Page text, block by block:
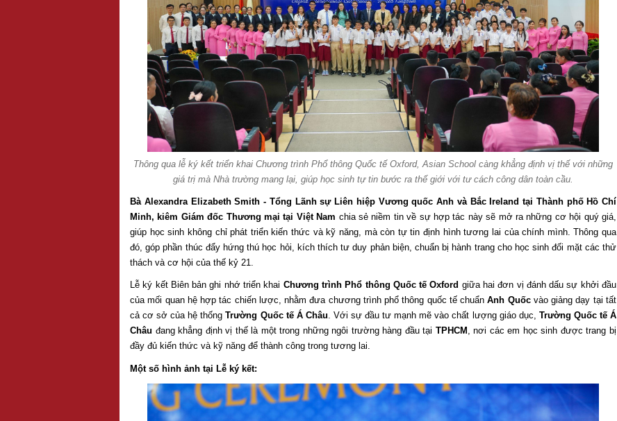
Thông qua lễ ký kết triển khai Chương trình Phổ thông Quốc tế Oxford, Asian School càng khẳng định vị thế với những
giá trị mà Nhà trường mang lại, giúp học sinh tự tin bước ra thế giới với tư cách công dân toàn cầu.
Bà Alexandra Elizabeth Smith - Tổng Lãnh sự Liên hiệp Vương quốc Anh và Bắc Ireland tại Thành phố Hồ Chí
Minh, kiêm Giám đốc Thương mại tại Việt Nam chia sẻ niềm tin về sự hợp tác này sẽ mở ra những cơ hội quý giá,
giúp học sinh không chỉ phát triển kiến thức và kỹ năng, mà còn tự tin định hình tương lai của chính mình. Thông qua
đó, góp phần thúc đẩy hứng thú học hỏi, kích thích tư duy phản biện, chuẩn bị hành trang cho học sinh đối mặt các thử
thách và cơ hội của thế kỷ 21.
Lễ ký kết Biên bản ghi nhớ triển khai Chương trình Phổ thông Quốc tế Oxford giữa hai đơn vị đánh dấu sự khởi đầu
của mối quan hệ hợp tác chiến lược, nhằm đưa chương trình phổ thông quốc tế chuẩnAnh Quốc vào giảng dạy tại tất
cả cơ sở của hệ thốngTrường Quốc tế Á Châu. Với sự đầu tư mạnh mẽ vào chất lượng giáo dục, Trường Quốc tế Á
Châu đang khẳng định vị thế là một trong những ngôi trường hàng đầu tại TPHCM , nơi các em học sinh được trang bị
đầy đủ kiến thức và kỹ năng để thành công trong tương lai.
Một số hình ảnh tại Lễ ký kết: